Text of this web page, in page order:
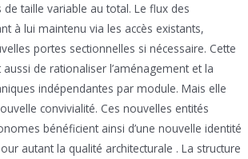
taille variable au total. Le flux des
à lui maintenu via les accès existants,
portes sectionnelles si nécessaire. Cette
de rationaliser l’aménagement et la
indépendantes par module. Mais elle
convivialité. Ces nouvelles entités
bénéficient ainsi d’une nouvelle identité
autant la qualité architecturale . La structure